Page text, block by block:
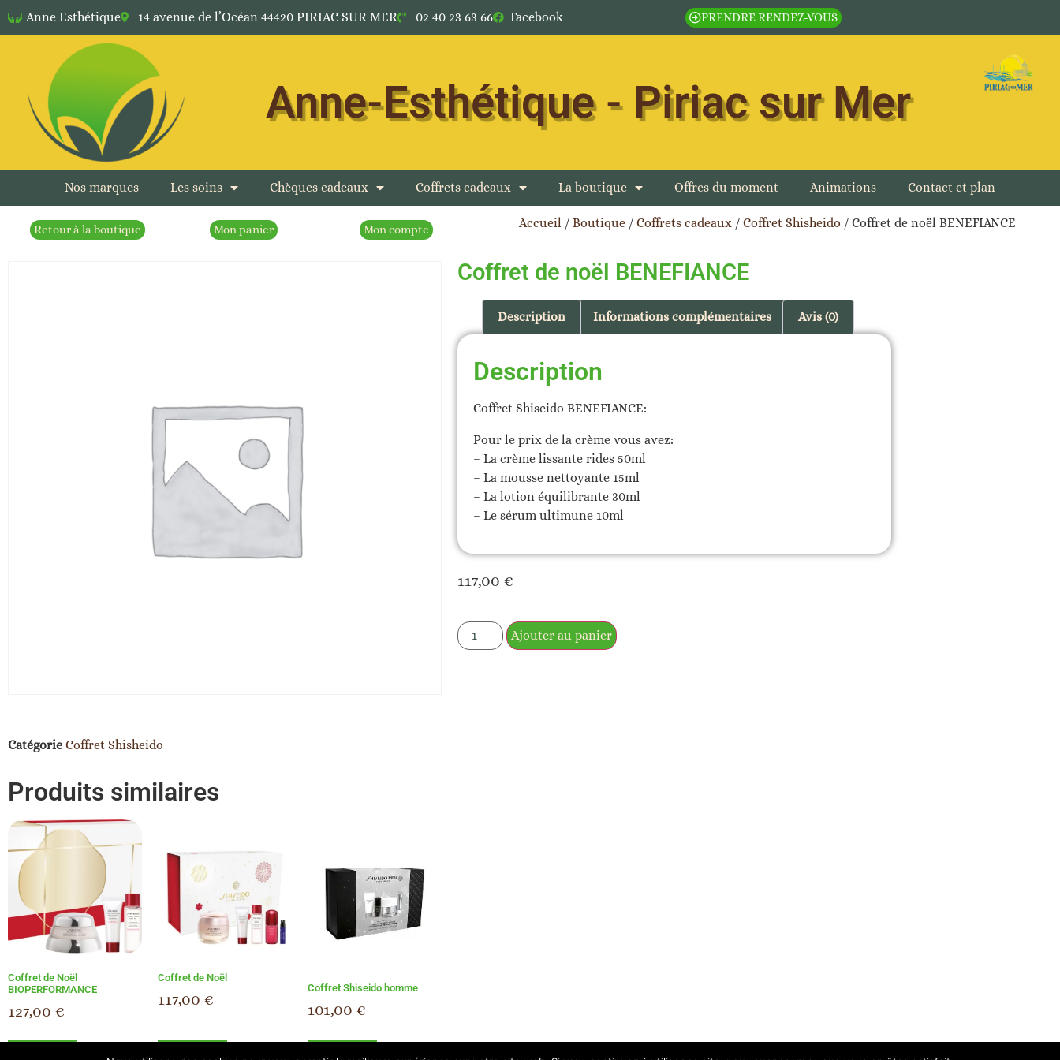
Anne Esthétique 14 avenue de l’Océan 44420 PIRIAC SUR MER 02 40 23 63 66 Facebook PRENDRE RENDEZ-VOUS
Anne-Esthétique - Piriac sur Mer
Nos marques Les soins Chèques cadeaux Coffrets cadeaux La boutique Offres du moment Animations Contact et plan
Retour à la boutique Mon panier Mon compte Accueil /Boutique /Coffrets cadeaux /Coffret Shisheido / Coffret de noël BENEFIANCE
Coffret de noël BENEFIANCE
Description Informations complémentaires Avis (0)
Description
Coffret Shiseido BENEFIANCE:
Pour le prix de la crème vous avez:
– La crème lissante rides 50ml
– La mousse nettoyante 15ml
– La lotion équilibrante 30ml
– Le sérum ultimune 10ml
117,00 €
Ajouter au panier
Catégorie Coffret Shisheido
Produits similaires
Coffret de Noël
BIOPERFORMANCE
127,00 €
Coffret de Noël
117,00 €
Coffret Shiseido homme
101,00 €